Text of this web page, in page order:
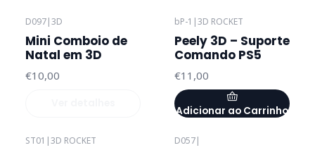
Esgotado
D097|3D
Mini Comboio de
Natal em 3D
€10,00
bP-1 |3D ROCKET
Peely 3D – Suporte
Comando PS5
€11,00
Adicionar ao Carrinho
ST01 |3D ROCKET D057|